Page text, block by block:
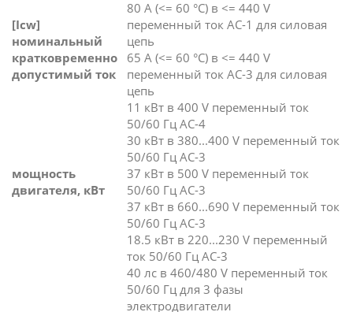
[Icw]
номинальный
кратковременно
допустимый ток
80 А (<= 60 °C) в <= 440 V
переменный ток AC-1 для силовая
цепь
65 А (<= 60 °C) в <= 440 V
переменный ток AC-3 для силовая
цепь
мощность
двигателя, кВт
11 кВт в 400 V переменный ток
50/60 Гц AC-4
30 кВт в 380...400 V переменный ток
50/60 Гц AC-3
37 кВт в 500 V переменный ток
50/60 Гц AC-3
37 кВт в 660...690 V переменный ток
50/60 Гц AC-3
18.5 кВт в 220...230 V переменный
ток 50/60 Гц AC-3
40 лс в 460/480 V переменный ток
50/60 Гц для 3 фазы
электродвигатели